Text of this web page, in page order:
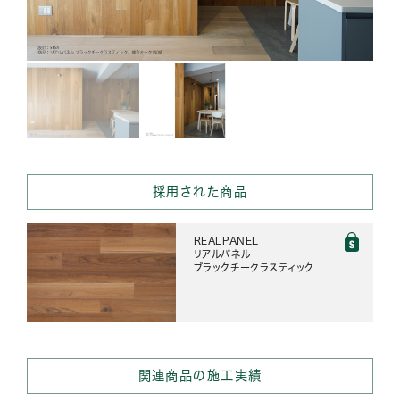
採用された商品
REALPANEL
リアルパネル
ブラックチークラスティック
関連商品の施工実績